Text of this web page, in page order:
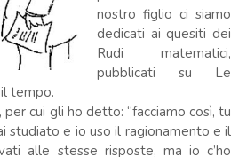
nostro figlio ci siamo
dedicati ai quesiti dei
Rudi matematici,
pubblicati su Le
tempo.
cui gli ho detto: “facciamo così, tu
studiato e io uso il ragionamento e il
alle stesse risposte, ma io c’ho